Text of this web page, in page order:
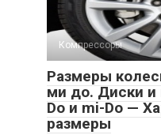
Компрессоры
Размеры
ми до. Диски и
Do и mi-Do —
размеры